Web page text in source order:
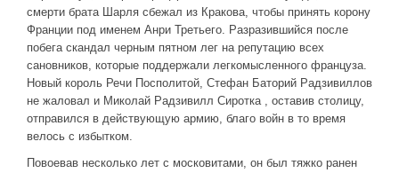
смерти брата Шарля сбежал из Кракова, чтобы принять корону
Франции под именем Анри Третьего. Разразившийся после
побега скандал черным пятном лег на репутацию всех
сановников, которые поддержали легкомысленного француза.
Новый король Речи Посполитой, Стефан Баторий Радзивиллов
не жаловал и Миколай Радзивилл Сиротка , оставив столицу,
отправился в действующую армию, благо войн в то время
велось с избытком.
Повоевав несколько лет с московитами, он был тяжко ранен